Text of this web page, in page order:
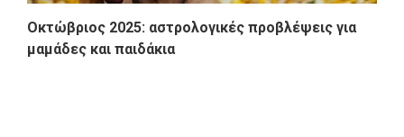
Οκτώβριος 2025: αστρολογικές προβλέψεις για
μαμάδες και παιδάκια